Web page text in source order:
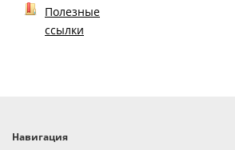
Полезные
ссылки
Навигация